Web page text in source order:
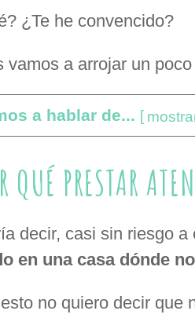
¿Te he convencido?
vamos a arrojar un
a hablar de... [
QUÉ PRESTAR
decir, casi sin riesgo a
en una casa dónde
no quiero decir que